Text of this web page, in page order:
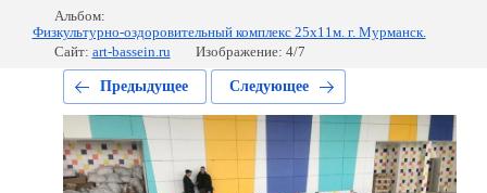
Альбом:
Физкультурно-оздоровительный комплекс 25х11м. г. Мурманск.
Сайт: art-bassein.ru Изображение: 4/7
Предыдущее Следующее